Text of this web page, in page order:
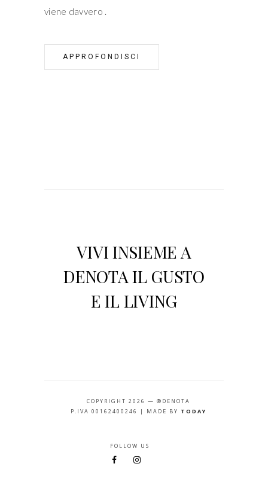
viene davvero
APPROFONDISCI
VIVI INSIEME A
DENOTA IL GUSTO
E IL LIVING
COPYRIGHT 2026 — ®DENOTA
P.IVA 00162400246 | MADE BY TODAY
FOLLOW US